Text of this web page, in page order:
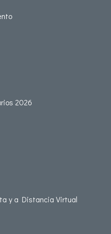
2026
y a Distancia Virtual